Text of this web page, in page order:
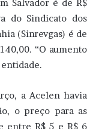
Salvador é de R$
do Sindicato dos
(Sinrevgas) é de
“O aumento
a Acelen havia
o preço para as
entre R$ 5 e R$ 6